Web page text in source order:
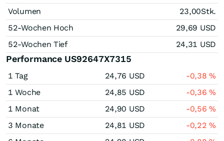
Volumen
23,00Stk.
52-Wochen Hoch
29,69 USD
52-Wochen Tief
24,31 USD
Performance US92647X7315
1 Tag 24,76 USD -0,38%
1 Woche
24,85 USD -0,36%
1 Monat
24,90 USD -0,56%
3 Monate
24,81 USD -0,22%